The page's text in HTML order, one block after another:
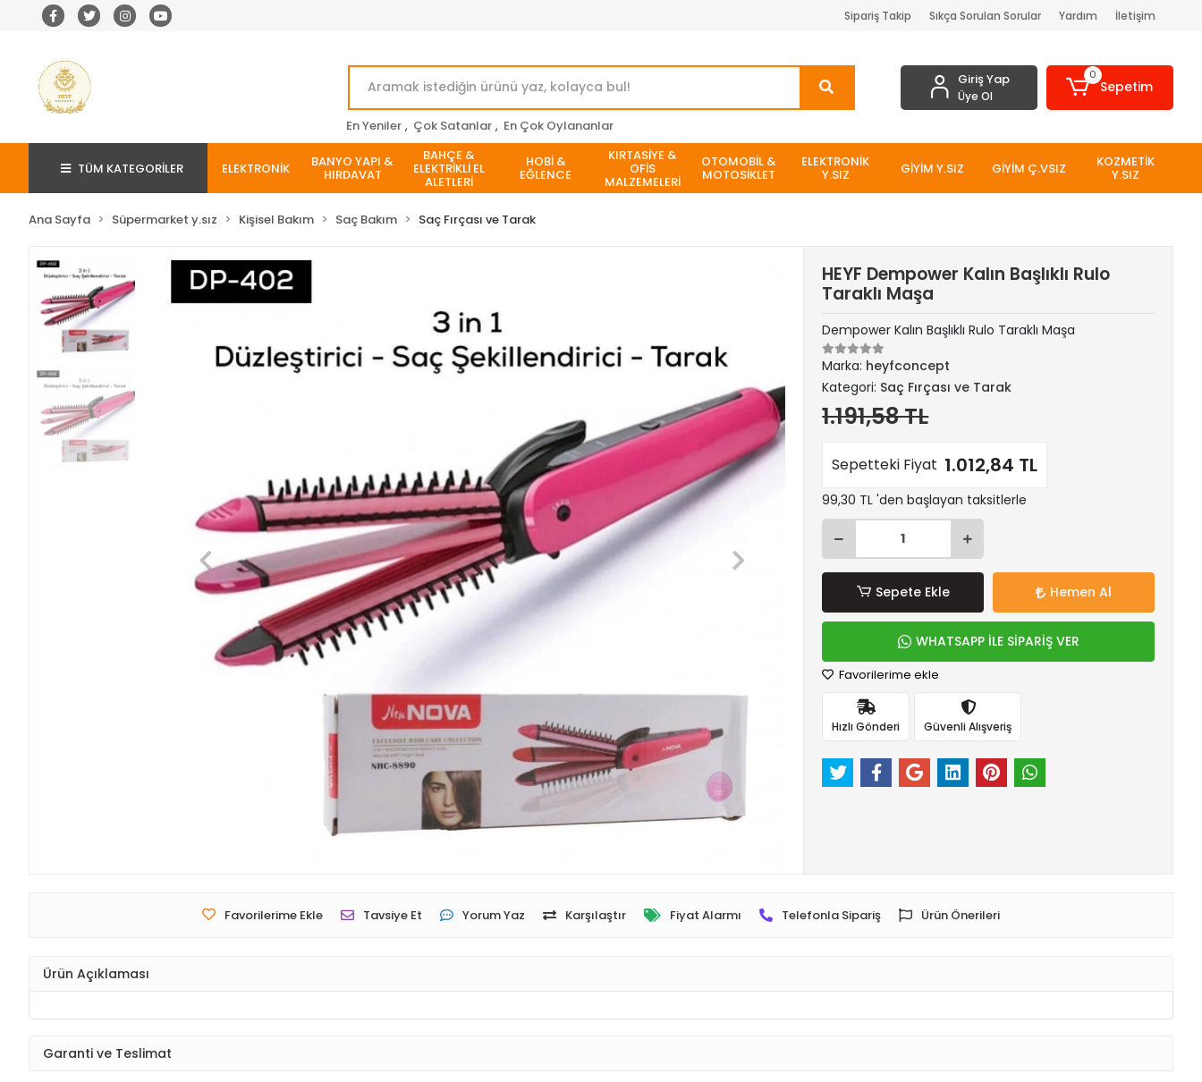
Sipariş Takip Sıkça Sorulan Sorular Yardım İletişim
En Yeniler , Çok Satanlar , En Çok Oylananlar
Giriş Yap
Üye Ol
0
Sepetim
TÜM KATEGORİLER ELEKTRONİK BANYO YAPI &
HIRDAVAT
BAHÇE &
ELEKTRİKLİ EL
ALETLERİ
HOBİ &
EĞLENCE
KIRTASİYE &
OFİS
MALZEMELERİ
OTOMOBİL &
MOTOSİKLET
ELEKTRONİK
Y.SIZ GİYİM Y.SIZ GİYİM Ç.VSIZ KOZMETİK
Y.SIZ
Ana Sayfa Süpermarket y.sız Kişisel Bakım Saç Bakım Saç Fırçası ve Tarak
HEYF Dempower Kalın Başlıklı Rulo
Taraklı Maşa
Dempower Kalın Başlıklı Rulo Taraklı Maşa
Marka: heyfconcept
Kategori: Saç Fırçası ve Tarak
1.191,58 TL
Sepetteki Fiyat 1.012,84 TL
99,30 TL 'den başlayan taksitlerle
Sepete Ekle Hemen Al
WHATSAPP İLE SİPARİŞ VER
Favorilerime ekle
Hızlı Gönderi Güvenli Alışveriş
Favorilerime Ekle Tavsiye Et Yorum Yaz Karşılaştır Fiyat Alarmı Telefonla Sipariş Ürün Önerileri
Ürün Açıklaması
Garanti ve Teslimat